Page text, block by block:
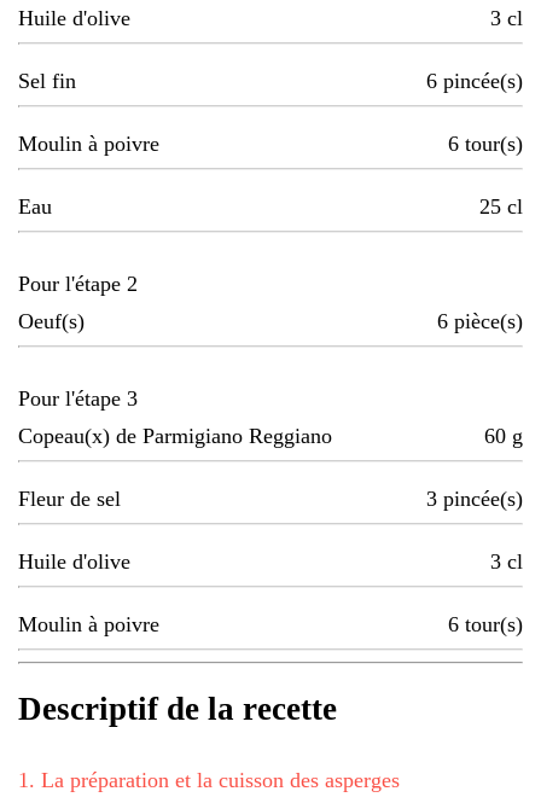
Huile d'olive 3 cl
Sel fin 6 pincée(s)
Moulin à poivre 6 tour(s)
Eau 25 cl
Pour l'étape 2
Oeuf(s)
6 pièce(s)
Pour l'étape 3
Copeau(x) de Parmigiano Reggiano
60 g
Fleur de sel 3 pincée(s)
Huile d'olive 3 cl
Moulin à poivre 6 tour(s)
Descriptif de la recette
1 . La préparation et la cuisson des asperges